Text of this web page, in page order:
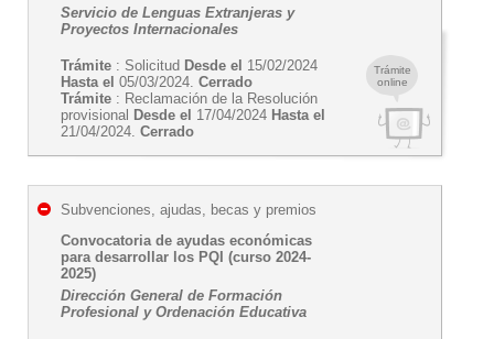
Trámite
online
Servicio de Lenguas Extranjeras y
Proyectos Internacionales
Trámite : Solicitud Desde el 15/02/2024
Hasta el 05/03/2024. Cerrado
Trámite : Reclamación de la Resolución
provisional Desde el 17/04/2024 Hasta el
21/04/2024. Cerrado
Subvenciones, ajudas, becas y premios
Convocatoria de ayudas económicas
para desarrollar los PQI (curso 2024-
2025)
Dirección General de Formación
Profesional y Ordenación Educativa